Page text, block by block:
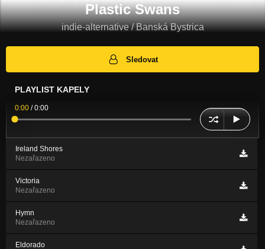
Plastic Swans
indie-alternative / Banská Bystrica
Sledovat
PLAYLIST KAPELY
0:00 /0:00
Ireland Shores
Nezařazeno
Victoria
Nezařazeno
Hymn
Nezařazeno
Eldorado